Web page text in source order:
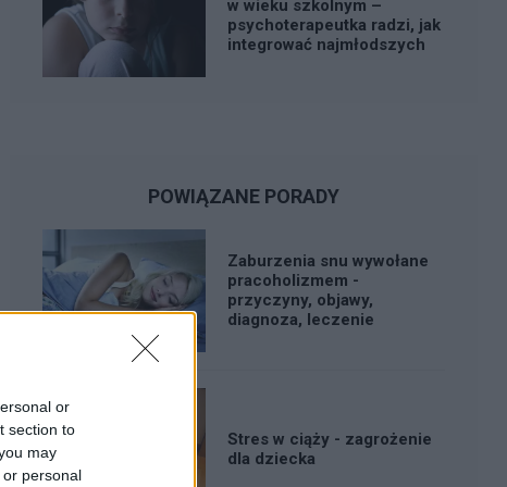
or
section to
may
personal
w wieku szkolnym –
psychoterapeutka radzi, jak
integrować najmłodszych
POWIĄZANE PORADY
Zaburzenia snu wywołane
pracoholizmem -
przyczyny, objawy,
diagnoza, leczenie
Stres w ciąży - zagrożenie
dla dziecka